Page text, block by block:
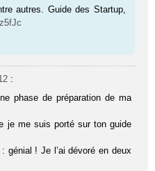
autres. Guide des Startup,
:
phase de préparation de ma
je me suis porté sur ton guide
génial ! Je l’ai dévoré en deux